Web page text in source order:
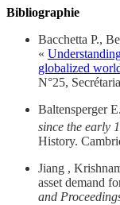
Bibliographie
Bacchetta P.,
«
globalized
N°25,
Baltensperger
since the early
History.
Jiang ,
asset demand
and